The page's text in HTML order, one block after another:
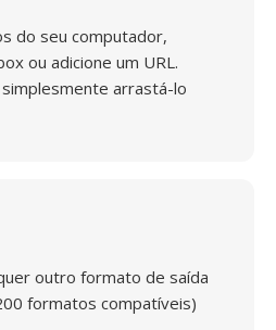
do seu computador,
ou adicione um URL.
arrastá-lo
outro formato de saída
formatos compatíveis)